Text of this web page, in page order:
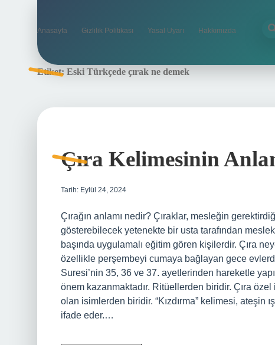
Anasayfa Gizlilik Politikası Yasal Uyarı Hakkımızda
Etiket: Eski Türkçede çırak ne demek
Çıra Kelimesinin
Tarih: Eylül 24, 2024
Çırağın anlamı nedir? Çıraklar, mesleğin
gösterebilecek yetenekte bir usta tarafından
başında uygulamalı eğitim gören kişilerdir. Çıra
özellikle perşembeyi cumaya bağlayan gece
Suresi’nin 35, 36 ve 37. ayetlerinden hareketle
önem kazanmaktadır. Ritüellerden biridir. Çıra
olan isimlerden biridir. “Kızdırma” kelimesi, ateşin
ifade eder.…